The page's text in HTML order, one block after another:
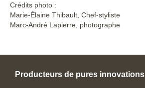
Crédits photo :
Marie-Élaine Thibault, Chef-styliste
Marc-André Lapierre, photographe
Producteurs de pures innovations